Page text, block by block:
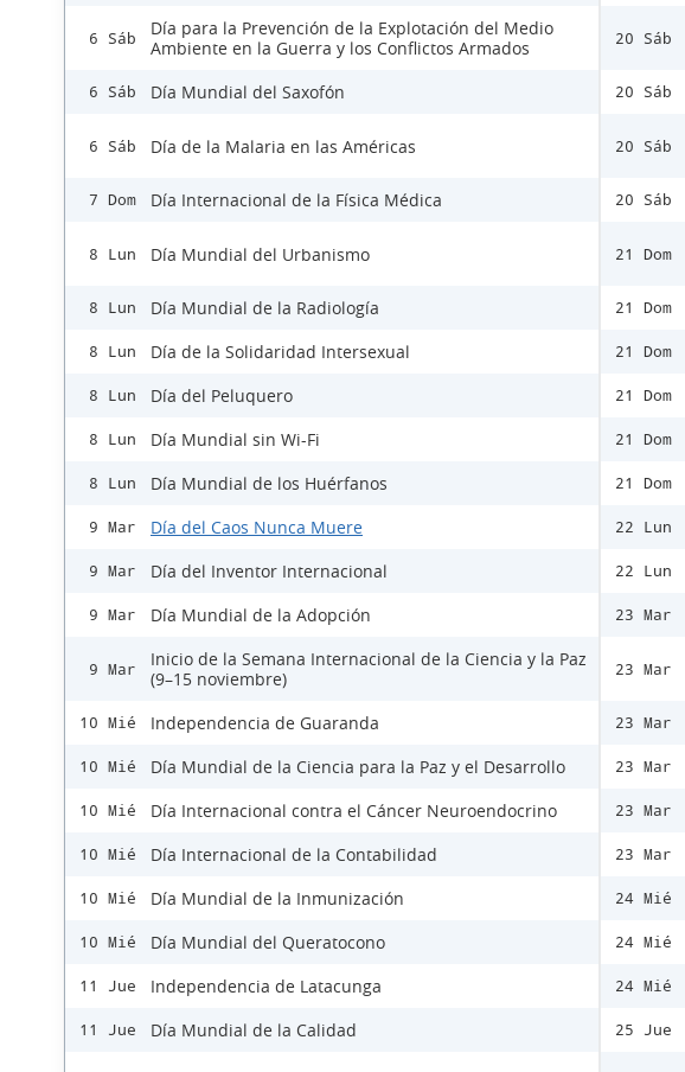
6 Sáb
Día para la Prevención de la Explotación del Medio
Ambiente en la Guerra y los Conflictos Armados
6 Sáb Día Mundial del Saxofón
6 Sáb Día de la Malaria en las Américas
7 Dom Día Internacional de la Física Médica
8 Lun Día Mundial del Urbanismo
8 Lun Día Mundial de la Radiología
8 Lun Día de la Solidaridad Intersexual
8 Lun Día del Peluquero
8 Lun Día Mundial sin Wi-Fi
8 Lun Día Mundial de los Huérfanos
9 Mar Día del Caos Nunca Muere
9 Mar Día del Inventor Internacional
9 Mar Día Mundial de la Adopción
9 Mar
Inicio de la Semana Internacional de la Ciencia y la Paz
(9–15 noviembre)
10 Mié Independencia de Guaranda
10 Mié Día Mundial de la Ciencia para la Paz y el Desarrollo
10 Mié Día Internacional contra el Cáncer Neuroendocrino
10 Mié Día Internacional de la Contabilidad
10 Mié Día Mundial de la Inmunización
10 Mié Día Mundial del Queratocono
11 Jue Independencia de Latacunga
11 Jue Día Mundial de la Calidad
20 Sáb
20 Sáb
20 Sáb
20 Sáb
21 Dom
21 Dom
21 Dom
21 Dom
21 Dom
21 Dom
22 Lun
22 Lun
23 Mar
23 Mar
23 Mar
23 Mar
23 Mar
23 Mar
24 Mié
24 Mié
24 Mié
25 Jue